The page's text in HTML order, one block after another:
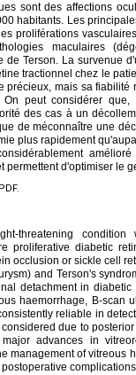
sont des affections
habitants. Les
proliférations
maculaires
Terson. La survenue
tractionnel chez le
mais sa fiabilité
peut considérer
des cas à un
de méconnaître une
plus rapidement
d'optimiser le
threatening
proliferative diabetic
occlusion or sickle cell
and Terson's
detachment in
haemorrhage, B-scan
reliable in
due to
advances in
management of vitreous